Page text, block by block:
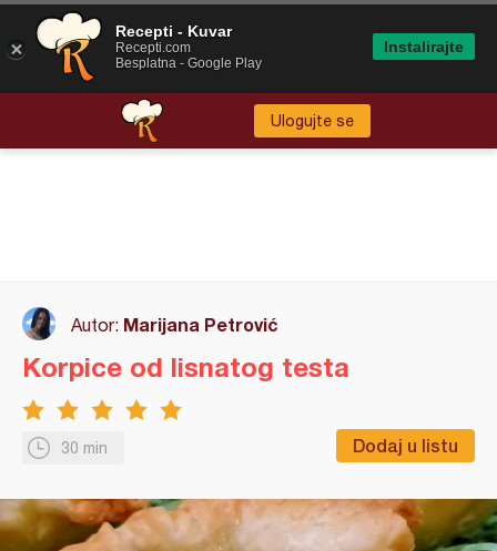
Ulogujte se
Autor: Marijana Petrović
30 min Dodaj u listu
Korpice od lisnatog testa
Recepti - Kuvar
Recepti.com
Besplatna - Google Play
Instalirajte